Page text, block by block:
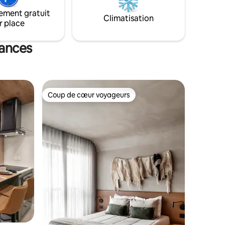
et créer de beaux souvenirs.
gratuit
place
Climatisation
: 5 sur 5
Coup de cœur voyageurs
Coup de cœur voyageurs